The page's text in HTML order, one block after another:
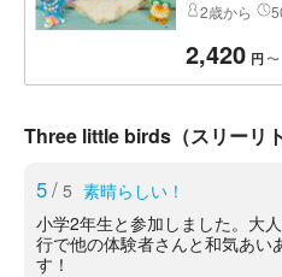
2歳から
2,420 円 〜
Three little birds（スリーリ
5/ 5 素晴らしい！
小学2年生と参加しました。大
行で他の体験者さんと和気あい
す！